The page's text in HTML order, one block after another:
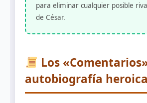
para eliminar cualquier posible
de César.
Los
autobiografía heroica